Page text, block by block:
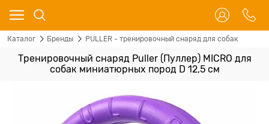
Каталог Бренды PULLER - тренировочный снаряд для собак
Тренировочный снаряд Puller (Пуллер) MICRO для
собак миниатюрных пород D 12,5 см